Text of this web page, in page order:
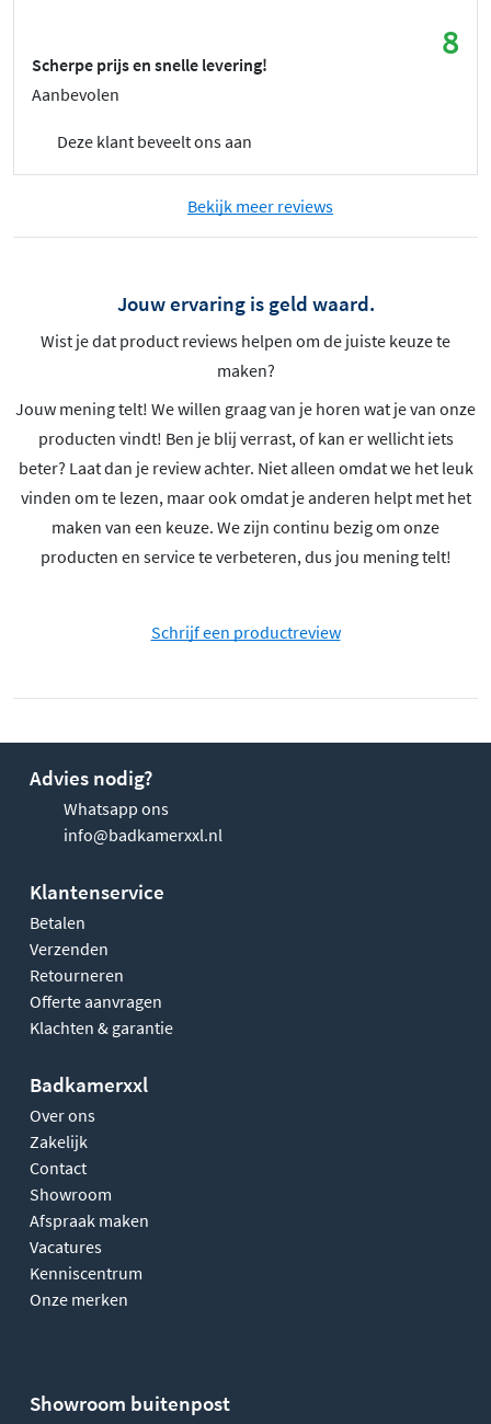
8
Scherpe prijs en snelle levering!
Aanbevolen
Deze klant beveelt ons aan
Bekijk meer reviews
Jouw ervaring is geld waard.
Wist je dat product reviews helpen om de juiste keuze te
maken?
Jouw mening telt! We willen graag van je horen wat je van onze
producten vindt! Ben je blij verrast, of kan er wellicht iets
beter? Laat dan je review achter. Niet alleen omdat we het leuk
vinden om te lezen, maar ook omdat je anderen helpt met het
maken van een keuze. We zijn continu bezig om onze
producten en service te verbeteren, dus jou mening telt!
Schrijf een productreview
Advies nodig?
Whatsapp ons
info@badkamerxxl.nl
Klantenservice
Betalen
Verzenden
Retourneren
Offerte aanvragen
Klachten & garantie
Badkamerxxl
Over ons
Zakelijk
Contact
Showroom
Afspraak maken
Vacatures
Kenniscentrum
Onze merken
Showroom buitenpost